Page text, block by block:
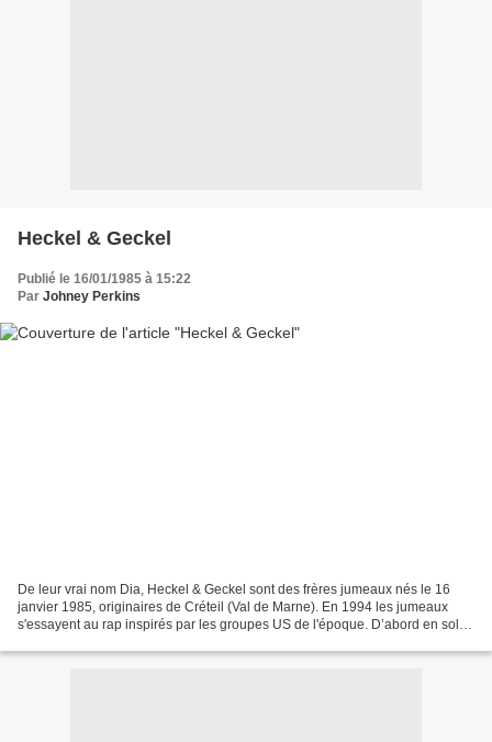
Heckel & Geckel
Publié le 16/01/1985 à 15:22
Par Johney Perkins
De leur vrai nom Dia, Heckel & Geckel sont des frères jumeaux nés le 16
janvier 1985, originaires de Créteil (Val de Marne). En 1994 les jumeaux
s'essayent au rap inspirés par les groupes US de l'époque. D’abord en solo